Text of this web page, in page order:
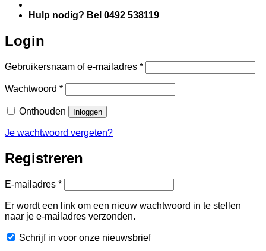
Hulp nodig? Bel 0492 538119
Login
Gebruikersnaam of e-mailadres *Vereist
Wachtwoord *Vereist
Onthouden Inloggen
Je wachtwoord vergeten?
Registreren
E-mailadres *Vereist
Er wordt een link om een nieuw wachtwoord in te stellen
naar je e-mailadres verzonden.
Schrijf in voor onze nieuwsbrief